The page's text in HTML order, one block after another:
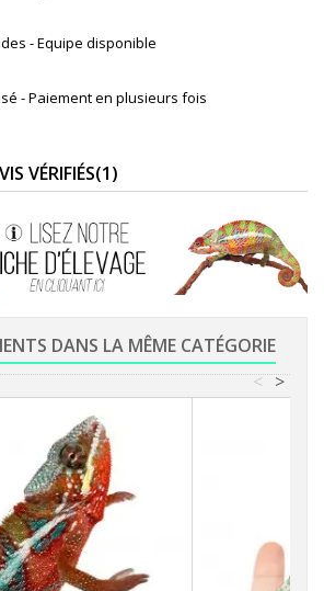
- Equipe disponible
- Paiement en plusieurs fois
VÉRIFIÉS(1)
DANS LA MÊME CATÉGORIE
>
<